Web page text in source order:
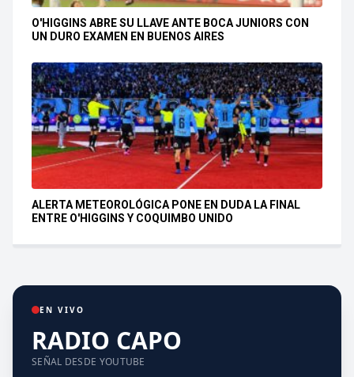
O'HIGGINS ABRE SU LLAVE ANTE BOCA JUNIORS CON
UN DURO EXAMEN EN BUENOS AIRES
ALERTA METEOROLÓGICA PONE EN DUDA LA FINAL
ENTRE O'HIGGINS Y COQUIMBO UNIDO
EN VIVO
RADIO CAPO
SEÑAL DESDE YOUTUBE